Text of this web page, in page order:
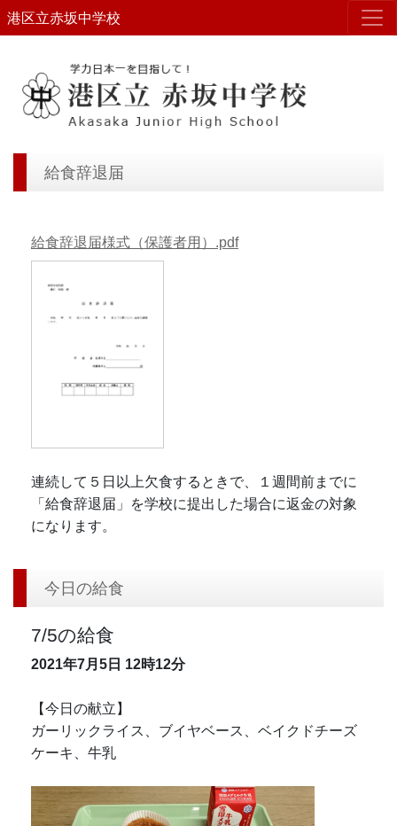
港区立赤坂中学校
給食辞退届
給食辞退届様式（保護者用）.pdf
連続して５日以上欠食するときで、１週間前までに
「給食辞退届」を学校に提出した場合に返金の対象
になります。
今日の給食
7/5の給食
2021年7月5日 12時12分
【今日の献立】
ガーリックライス、ブイヤベース、ベイクドチーズ
ケーキ、牛乳